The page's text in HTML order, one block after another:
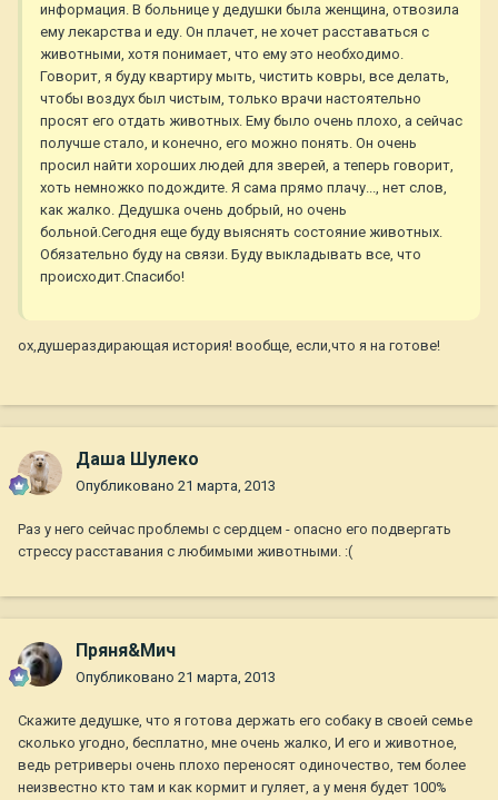
информация. В больнице у дедушки была женщина, отвозила
ему лекарства и еду. Он плачет, не хочет расставаться с
животными, хотя понимает, что ему это необходимо.
Говорит, я буду квартиру мыть, чистить ковры, все делать,
чтобы воздух был чистым, только врачи настоятельно
просят его отдать животных. Ему было очень плохо, а сейчас
получше стало, и конечно, его можно понять. Он очень
просил найти хороших людей для зверей, а теперь говорит,
хоть немножко подождите. Я сама прямо плачу..., нет слов,
как жалко. Дедушка очень добрый, но очень
больной.Сегодня еще буду выяснять состояние животных.
Обязательно буду на связи. Буду выкладывать все, что
происходит.Спасибо!
ох,душераздирающая история! вообще, если,что я на готове!
Даша Шулеко
Опубликовано 21 марта, 2013
Раз у него сейчас проблемы с сердцем - опасно его подвергать
стрессу расставания с любимыми животными. :(
Пряня&Мич
Опубликовано 21 марта, 2013
Скажите дедушке, что я готова держать его собаку в своей семье
сколько угодно, бесплатно, мне очень жалко, И его и животное,
ведь ретриверы очень плохо переносят одиночество, тем более
неизвестно кто там и как кормит и гуляет, а у меня будет 100%